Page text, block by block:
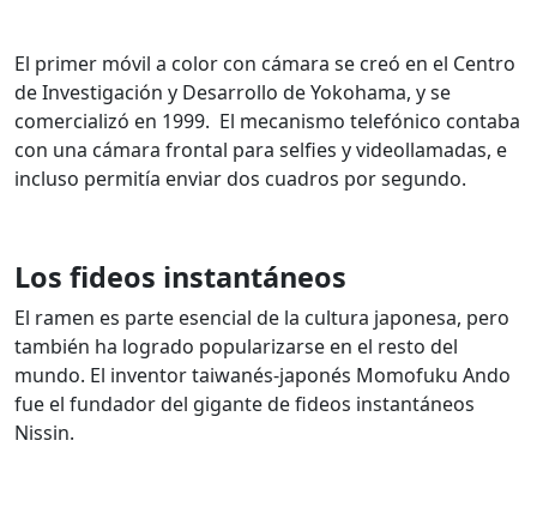
El primer móvil a color con cámara se creó en el Centro
de Investigación y Desarrollo de Yokohama, y se
comercializó en 1999. El mecanismo telefónico contaba
con una cámara frontal para selfies y videollamadas, e
incluso permitía enviar dos cuadros por segundo.
Los fideos instantáneos
El ramen es parte esencial de la cultura japonesa, pero
también ha logrado popularizarse en el resto del
mundo. El inventor taiwanés-japonés Momofuku Ando
fue el fundador del gigante de fideos instantáneos
Nissin.